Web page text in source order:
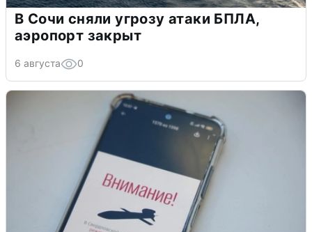
В Сочи сняли угрозу атаки БПЛА,
аэропорт закрыт
6 августа 0